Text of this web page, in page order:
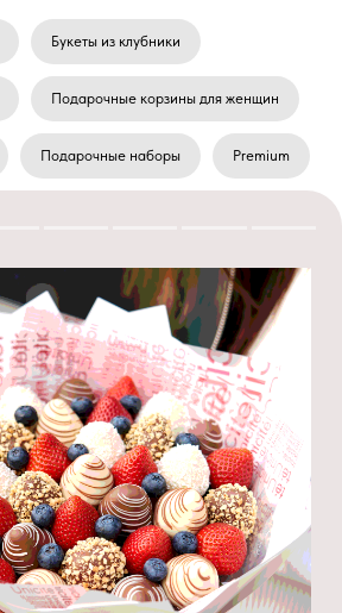
Букеты из клубники
Подарочные корзины для женщин
Подарочные наборы Premium